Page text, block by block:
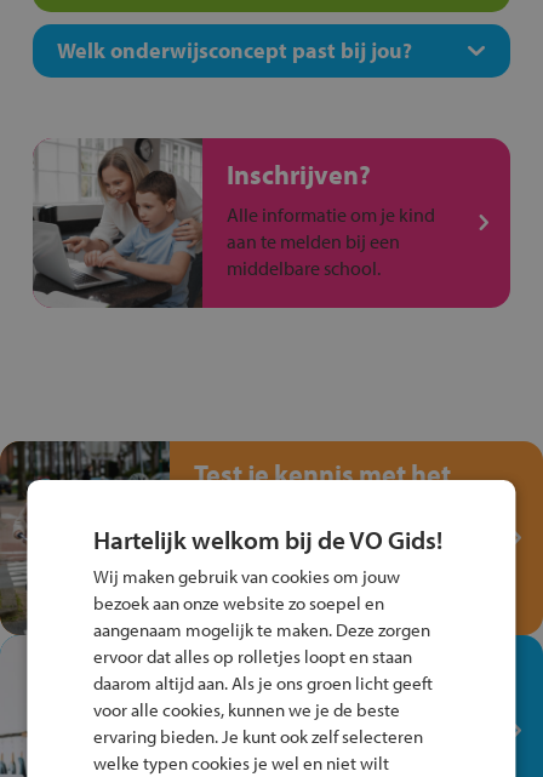
Welk onderwijsconcept past bij jou?
Inschrijven?
Alle informatie om je kind
aan te melden bij een
middelbare school.
Test je kennis met het
Verkeersspel!
Speel het Fiets Veilig Verkeersspel
en win een Cortina-fiets!
In de winkel ben je op je
plek!
Ontdek via het vmbo jouw talent
op de winkelvloer, waar elke dag
Hartelijk welkom bij de VO Gids!
Wij maken gebruik van cookies om jouw
bezoek aan onze website zo soepel en
aangenaam mogelijk te maken. Deze zorgen
ervoor dat alles op rolletjes loopt en staan
daarom altijd aan. Als je ons groen licht geeft
voor alle cookies, kunnen we je de beste
ervaring bieden. Je kunt ook zelf selecteren
welke typen cookies je wel en niet wilt